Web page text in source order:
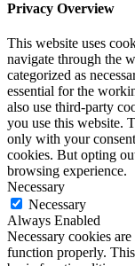
Privacy Overview
This website uses
navigate through the
categorized as
essential for the
also use third-party
you use this website.
only with your
cookies. But opting
browsing experience.
Necessary
Necessary
Always Enabled
Necessary cookies
function properly.